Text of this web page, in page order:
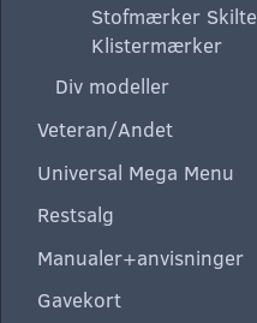
Stofmærker Skilte
Klistermærker
Div modeller
Veteran/Andet
Universal Mega Menu
Restsalg
Manualer+anvisninger
Gavekort